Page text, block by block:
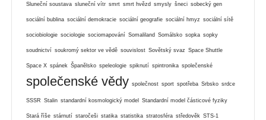
Sluneční soustava sluneční vítr smrt smrt hvězd smysly šneci sobecký gen
sociální bublina sociální demokracie sociální geografie sociální hmyz sociální sítě
sociobiologie sociologie sociomapování Somaliland Somálsko sopka sopky
soudnictví soukromý sektor ve vědě souvislost Sovětský svaz Space Shuttle
Space X spánek Španělsko speleologie spiknutí spintronika společenské
společenské vědy společnost sport spotřeba Srbsko srdce
SSSR Stalin standardní kosmologický model Standardní model částicové fyziky
Stará říše stárnutí staročeši statika statistika stratosféra středověk STS-1